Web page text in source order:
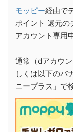
モッピー経由で
ポイント 還元の
アカウント専用
通常（dアカウ
しくは以下のバ
ニープラス」で